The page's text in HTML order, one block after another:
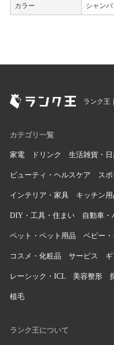
カラー シャン
ランク王
カテゴリ一覧
家電 ドリンク 生活雑貨・日
ビューティ・ヘルスケア ス
インテリア・家具 キッチン用
DIY・工具・住まい 自動車・
ペット・ペット用品 ベビー
コスメ・化粧品 サービス
レーシック・ICL 美容整形
植毛
ランク王について